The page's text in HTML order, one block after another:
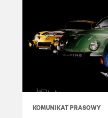
KOMUNIKAT PRASOWY